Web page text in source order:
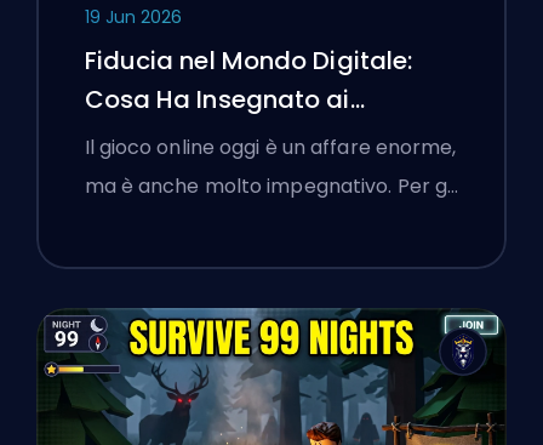
19 Jun 2026
Fiducia nel Mondo Digitale:
Cosa Ha Insegnato ai
Giocatori Polacchi Scegliere
una Piattaforma di Boosting
Il gioco online oggi è un affare enorme,
ma è anche molto impegnativo. Per g…